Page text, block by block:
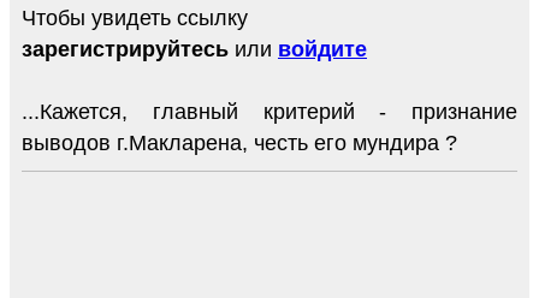
Чтобы увидеть ссылку
зарегистрируйтесь или войдите
...Кажется, главный критерий - признание
выводов г.Макларена, честь его мундира ?